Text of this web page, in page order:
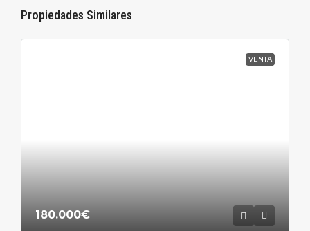
Propiedades Similares
VENTA
180.000€